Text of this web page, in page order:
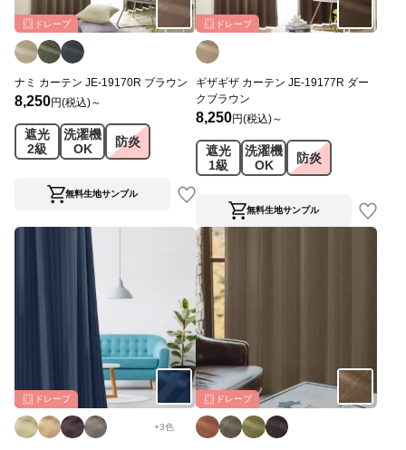
ドレープ
ナミ カーテン JE-19170R ブラウン
8,250円(税込)～
遮光
2級
洗濯機
OK
防炎
無料生地サンプル
ドレープ
ギザギザ カーテン JE-19177R ダー
クブラウン
8,250円(税込)～
遮光
1級
洗濯機
OK
防炎
無料生地サンプル
ドレープ
+3色
ドレープ